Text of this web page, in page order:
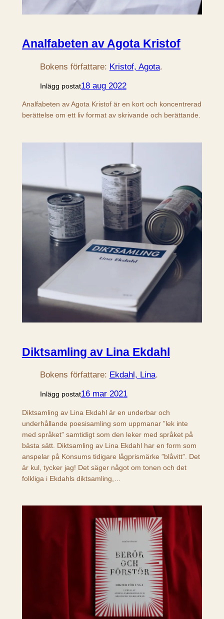
Analfabeten av Agota Kristof
Bokens författare: Kristof, Agota.
Inlägg postat18 aug 2022
Analfabeten av Agota Kristof är en kort och koncentrerad
berättelse om ett liv format av skrivande och berättande.
Diktsamling av Lina Ekdahl
Bokens författare: Ekdahl, Lina.
Inlägg postat16 mar 2021
Diktsamling av Lina Ekdahl är en underbar och
underhållande poesisamling som uppmanar ”lek inte
med språket” samtidigt som den leker med språket på
bästa sätt. Diktsamling av Lina Ekdahl har en form som
anspelar på Konsums tidigare lågprismärke ”blåvitt”. Det
är kul, tycker jag! Det säger något om tonen och det
folkliga i Ekdahls diktsamling,…